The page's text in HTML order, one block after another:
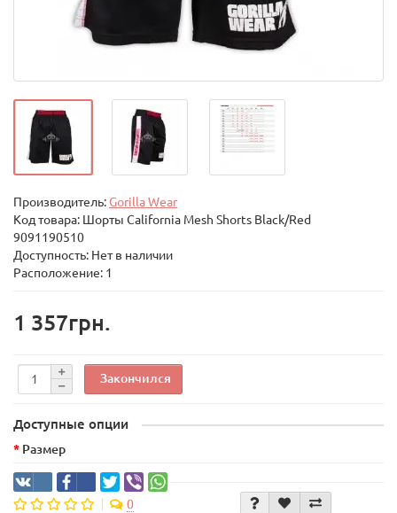
Производитель: Gorilla Wear
Код товара: Шорты California Mesh Shorts Black/Red
9091190510
Доступность: Нет в наличии
Расположение: 1
1 357грн.
Закончился
Доступные опции
Размер
0